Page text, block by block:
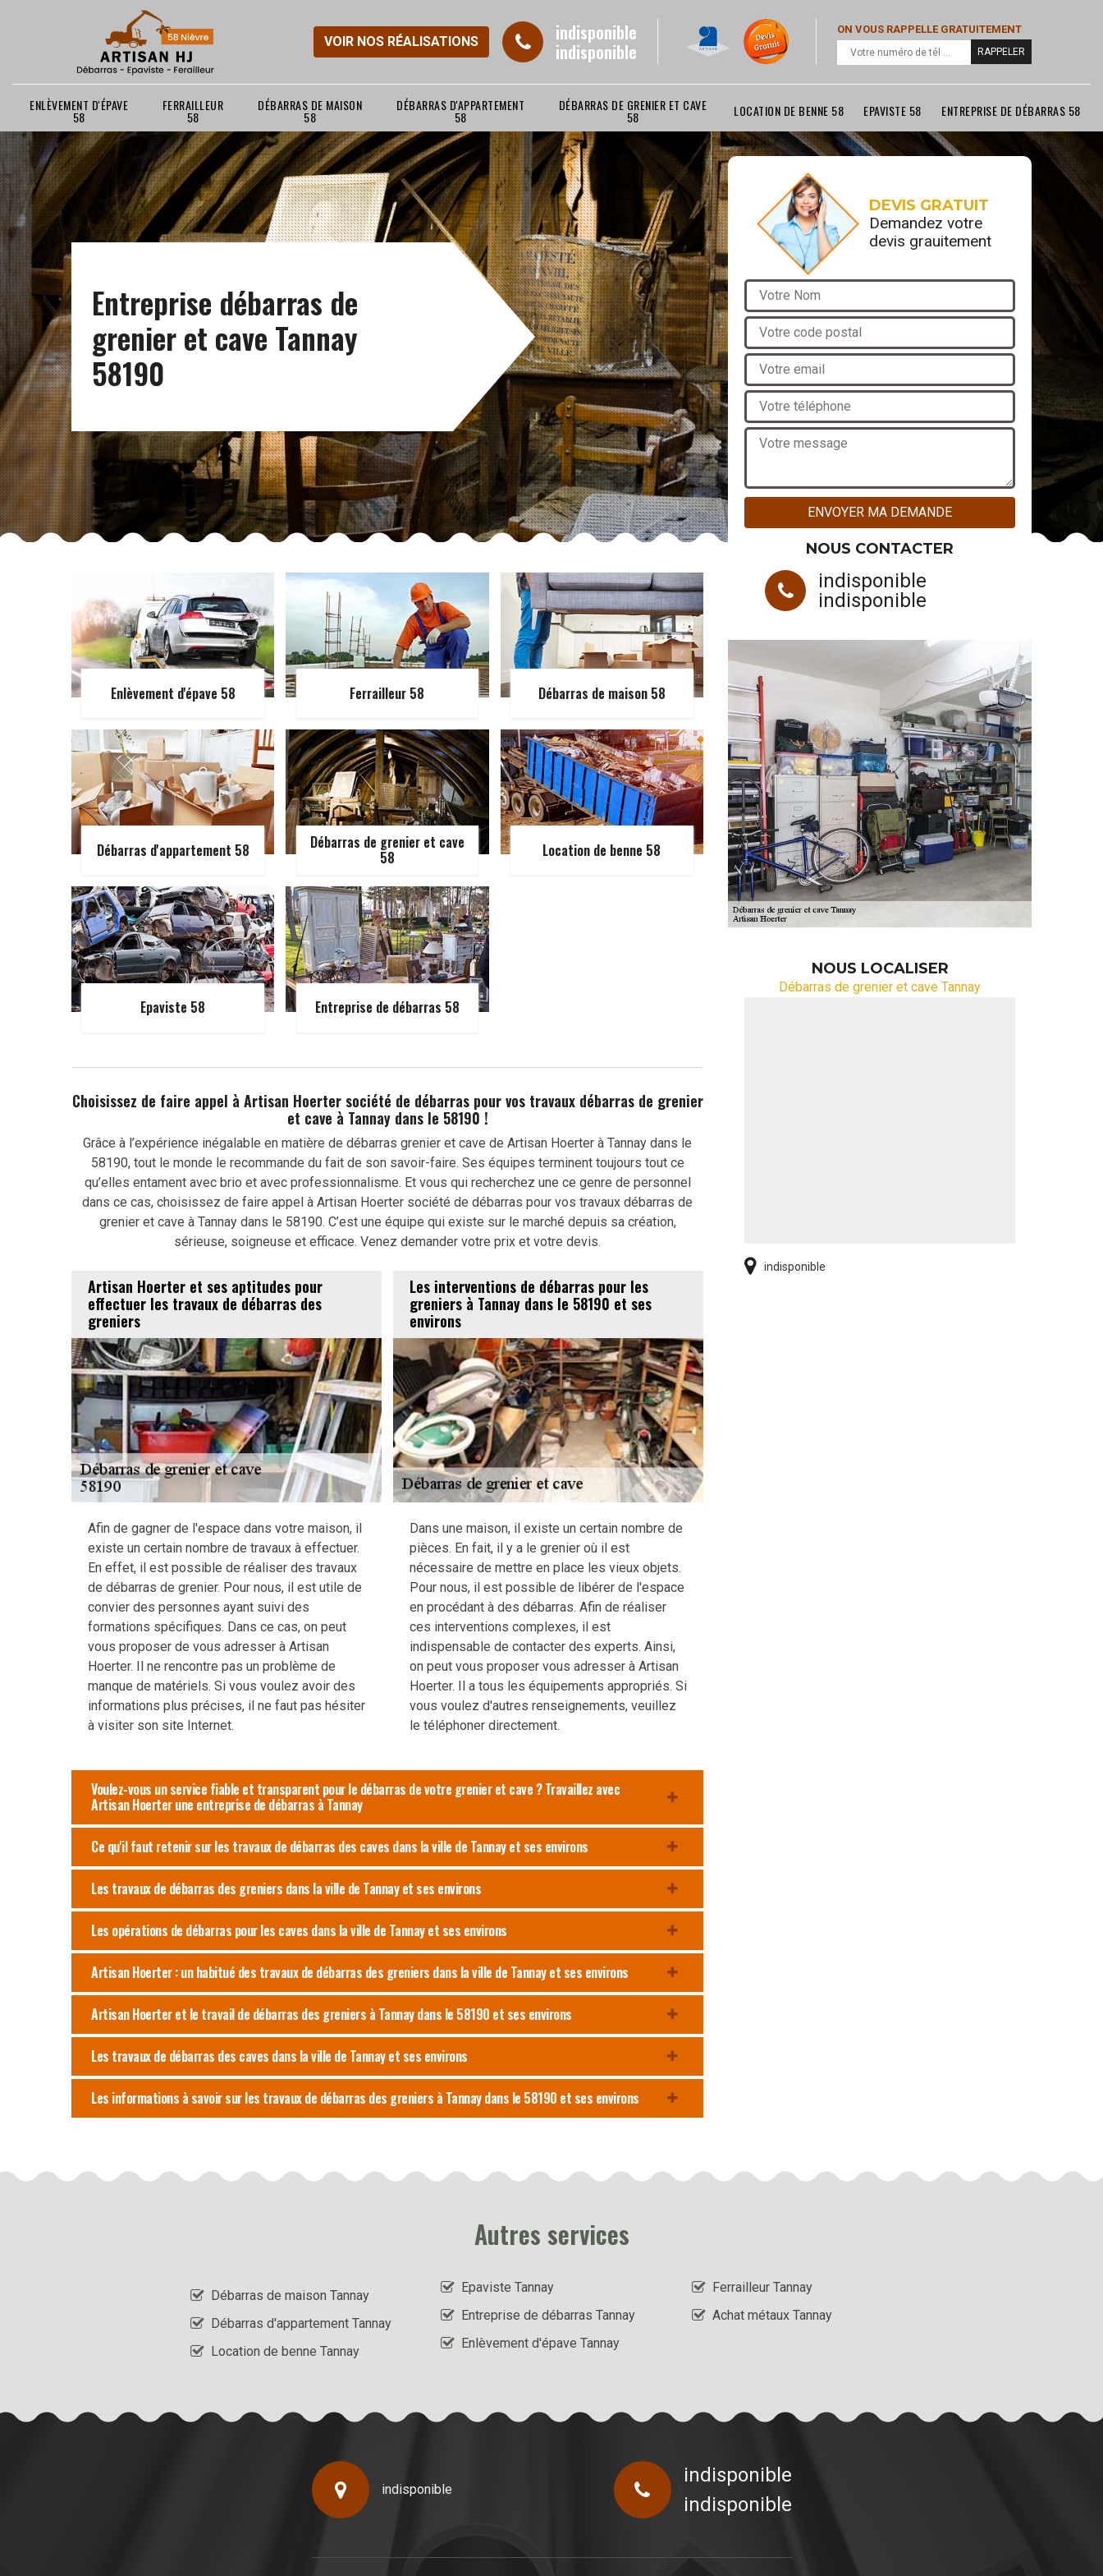
VOIR NOS RÉALISATIONS
indisponible
indisponible
ON VOUS RAPPELLE GRATUITEMENT
ENLÈVEMENT D'ÉPAVE
58
FERRAILLEUR
58
DÉBARRAS DE MAISON
58
DÉBARRAS D'APPARTEMENT
58
DÉBARRAS DE GRENIER ET CAVE
58 LOCATION DE BENNE 58 EPAVISTE 58 ENTREPRISE DE DÉBARRAS 58
Entreprise débarras de
grenier et cave Tannay
58190
Enlèvement d'épave 58 Ferrailleur 58 Débarras de maison 58
Débarras d'appartement 58 Débarras de grenier et cave
58 Location de benne 58
Epaviste 58 Entreprise de débarras 58
Choisissez de faire appel à Artisan Hoerter société de débarras pour vos travaux débarras de grenier
et cave à Tannay dans le 58190 !
Grâce à l’expérience inégalable en matière de débarras grenier et cave de Artisan Hoerter à Tannay dans le
58190, tout le monde le recommande du fait de son savoir-faire. Ses équipes terminent toujours tout ce
qu’elles entament avec brio et avec professionnalisme. Et vous qui recherchez une ce genre de personnel
dans ce cas, choisissez de faire appel à Artisan Hoerter société de débarras pour vos travaux débarras de
grenier et cave à Tannay dans le 58190. C’est une équipe qui existe sur le marché depuis sa création,
sérieuse, soigneuse et efficace. Venez demander votre prix et votre devis.
Artisan Hoerter et ses aptitudes pour
effectuer les travaux de débarras des
greniers
Afin de gagner de l'espace dans votre maison, il
existe un certain nombre de travaux à effectuer.
En effet, il est possible de réaliser des travaux
de débarras de grenier. Pour nous, il est utile de
convier des personnes ayant suivi des
formations spécifiques. Dans ce cas, on peut
vous proposer de vous adresser à Artisan
Hoerter. Il ne rencontre pas un problème de
manque de matériels. Si vous voulez avoir des
informations plus précises, il ne faut pas hésiter
à visiter son site Internet.
Les interventions de débarras pour les
greniers à Tannay dans le 58190 et ses
environs
Dans une maison, il existe un certain nombre de
pièces. En fait, il y a le grenier où il est
nécessaire de mettre en place les vieux objets.
Pour nous, il est possible de libérer de l'espace
en procédant à des débarras. Afin de réaliser
ces interventions complexes, il est
indispensable de contacter des experts. Ainsi,
on peut vous proposer vous adresser à Artisan
Hoerter. Il a tous les équipements appropriés. Si
vous voulez d'autres renseignements, veuillez
le téléphoner directement.
Voulez-vous un service fiable et transparent pour le débarras de votre grenier et cave ? Travaillez avec
Artisan Hoerter une entreprise de débarras à Tannay
Ce qu'il faut retenir sur les travaux de débarras des caves dans la ville de Tannay et ses environs
Les travaux de débarras des greniers dans la ville de Tannay et ses environs
Les opérations de débarras pour les caves dans la ville de Tannay et ses environs
Artisan Hoerter : un habitué des travaux de débarras des greniers dans la ville de Tannay et ses environs
Artisan Hoerter et le travail de débarras des greniers à Tannay dans le 58190 et ses environs
Les travaux de débarras des caves dans la ville de Tannay et ses environs
Les informations à savoir sur les travaux de débarras des greniers à Tannay dans le 58190 et ses environs
DEVIS GRATUIT
Demandez votre
devis grauitement
NOUS CONTACTER
indisponible
indisponible
NOUS LOCALISER
Débarras de grenier et cave Tannay
indisponible
Autres services
Débarras de maison Tannay
Débarras d'appartement Tannay
Location de benne Tannay
Epaviste Tannay
Entreprise de débarras Tannay
Enlèvement d'épave Tannay
Ferrailleur Tannay
Achat métaux Tannay
indisponible
indisponible
indisponible